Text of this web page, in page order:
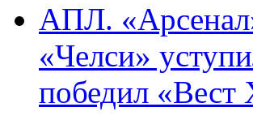
АПЛ.
«Челси»
победил